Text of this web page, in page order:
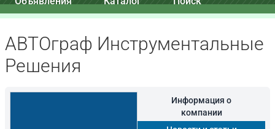
АВТОграф Инструментальные
Решения
Информация о
компании